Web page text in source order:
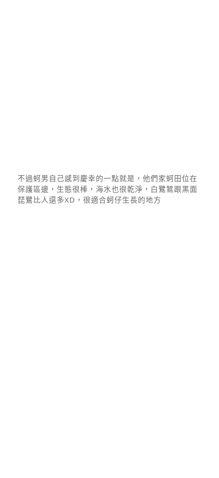
不過蚵男自己感到慶幸的一點就是，他們家蚵田位在
保護區邊，生態很棒，海水也很乾淨，白鷺鷥跟黑面
琵鷺比人還多XD，很適合蚵仔生長的地方